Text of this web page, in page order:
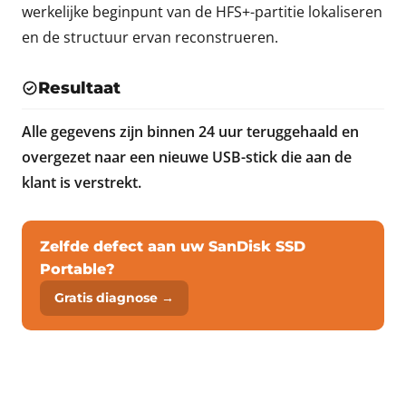
werkelijke beginpunt van de HFS+-partitie lokaliseren
en de structuur ervan reconstrueren.
Resultaat
Alle gegevens zijn binnen 24 uur teruggehaald en
overgezet naar een nieuwe USB-stick die aan de
klant is verstrekt.
Zelfde defect aan uw SanDisk SSD
Portable?
Gratis diagnose →